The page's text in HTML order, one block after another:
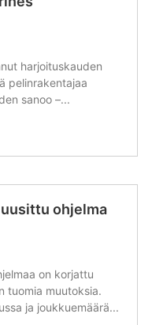
harjoituskauden
pelinrakentajaa
sanoo –...
ohjelma
on korjattu
tuomia muutoksia.
ja joukkuemäärä...